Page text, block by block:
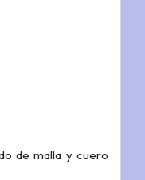
de malla y cuero